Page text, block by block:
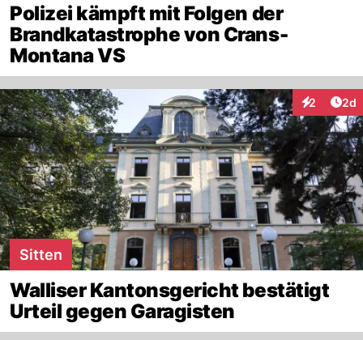
Polizei kämpft mit Folgen der
Brandkatastrophe von Crans-
Montana VS
2 2d
Sitten
Walliser Kantonsgericht bestätigt
Urteil gegen Garagisten